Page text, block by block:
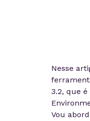
Nesse
3.2, que
Vou